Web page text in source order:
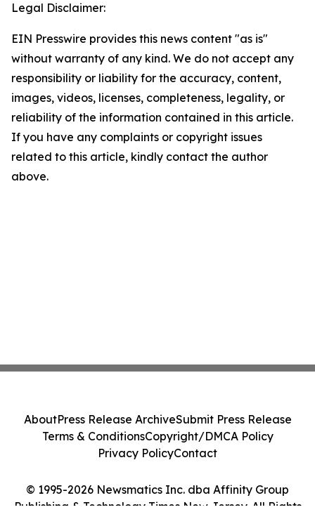
Legal Disclaimer:
EIN Presswire provides this news content "as is"
without warranty of any kind. We do not accept any
responsibility or liability for the accuracy, content,
images, videos, licenses, completeness, legality, or
reliability of the information contained in this article.
If you have any complaints or copyright issues
related to this article, kindly contact the author
above.
© 1995-2026 Newsmatics Inc. dba Affinity Group
Publishing & Technology Times New Jersey. All Rights
AboutPress Release ArchiveSubmit Press Release
Terms & ConditionsCopyright/DMCA Policy
Privacy PolicyContact